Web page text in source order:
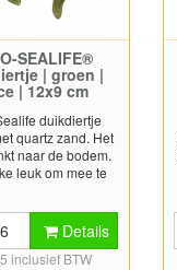
SEALIFE®
| groen |
| 12x9 cm
duikdiertje
quartz zand. Het
naar de bodem.
leuk om mee te
om zo water en
te ontdekken.
Grootte ca. 12 x
Details
inclusief BTW